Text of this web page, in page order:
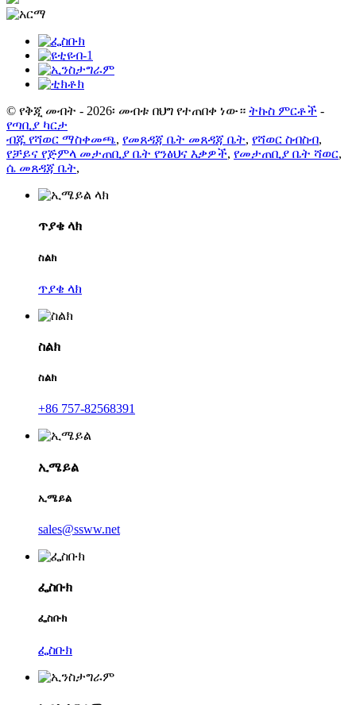
© የቅጂ መብት - 2026፡ መብቱ በህግ የተጠበቀ ነው። ትኩስ ምርቶች -
የጣቢያ ካርታ
ብጁ የሻወር ማስቀመጫ, የመጸዳጃ ቤት መጸዳጃ ቤት, የሻወር ስብስብ,
የቻይና የጅምላ መታጠቢያ ቤት የንፅህና እቃዎች, የመታጠቢያ ቤት ሻወር,
ሴ መጸዳጃ ቤት,
ጥያቄ ላክ
ስልክ
ጥያቄ ላክ
ስልክ
ስልክ
+86 757-82568391
ኢሜይል
ኢሜይል
sales@ssww.net
ፌስቡክ
ፌስቡክ
ፌስቡክ